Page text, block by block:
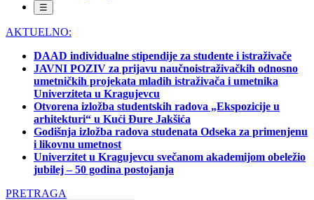
☰
AKTUELNO:
DAAD individualne stipendije za studente i istraživače
JAVNI POZIV za prijavu naučnoistraživačkih odnosno
umetničkih projekata mladih istraživača i umetnika
Univerziteta u Kragujevcu
Otvorena izložba studentskih radova „Ekspozicije u
arhitekturi“ u Kući Đure Jakšića
Godišnja izložba radova studenata Odseka za primenjenu
i likovnu umetnost
Univerzitet u Kragujevcu svečanom akademijom obeležio
jubilej – 50 godina postojanja
PRETRAGA